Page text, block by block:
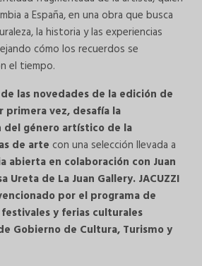
a España, en una obra que busca
la historia y las experiencias
cómo los recuerdos se
el tiempo.
de las novedades de la edición de
primera vez, desafía la
género artístico de la
de arte con una selección llevada a
abierta en colaboración con Juan
Ureta de La Juan Gallery. JACUZZI
por el programa de
y ferias culturales
Gobierno de Cultura, Turismo y